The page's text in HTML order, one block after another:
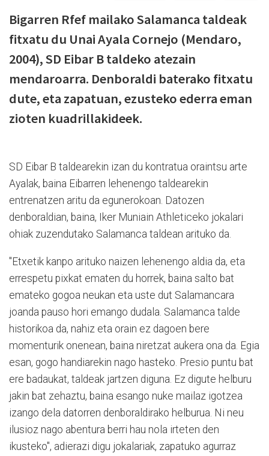
Bigarren Rfef mailako Salamanca taldeak
fitxatu du Unai Ayala Cornejo (Mendaro,
2004), SD Eibar B taldeko atezain
mendaroarra. Denboraldi baterako fitxatu
dute, eta zapatuan, ezusteko ederra eman
zioten kuadrillakideek.
SD Eibar B taldearekin izan du kontratua oraintsu arte
Ayalak, baina Eibarren lehenengo taldearekin
entrenatzen aritu da egunerokoan. Datozen
denboraldian, baina, Iker Muniain Athleticeko jokalari
ohiak zuzendutako Salamanca taldean arituko da.
"Etxetik kanpo arituko naizen lehenengo aldia da, eta
errespetu pixkat ematen du horrek, baina salto bat
emateko gogoa neukan eta uste dut Salamancara
joanda pauso hori emango dudala. Salamanca talde
historikoa da, nahiz eta orain ez dagoen bere
momenturik onenean, baina niretzat aukera ona da. Egia
esan, gogo handiarekin nago hasteko. Presio puntu bat
ere badaukat, taldeak jartzen diguna. Ez digute helburu
jakin bat zehaztu, baina esango nuke mailaz igotzea
izango dela datorren denboraldirako helburua. Ni neu
ilusioz nago abentura berri hau nola irteten den
ikusteko", adierazi digu jokalariak, zapatuko agurraz